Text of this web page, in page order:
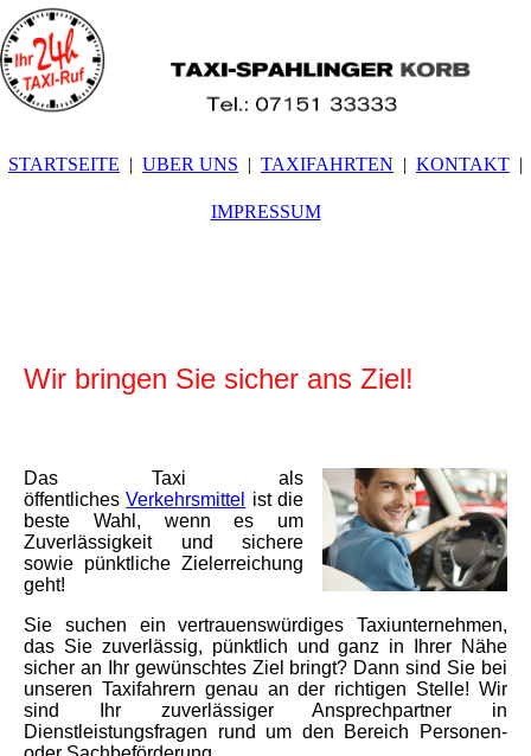
STARTSEITE UBER UNS TAXIFAHRTEN KONTAKT
IMPRESSUM
Wir bringen Sie sicher ans Ziel!
Das Taxi als
öffentlichesVerkehrsmittel
ist die
beste Wahl, wenn es um
Zuverlässigkeit und sichere
sowie pünktliche Zielerreichung
geht!
Sie suchen ein vertrauenswürdiges Taxiunternehmen,
das Sie zuverlässig, pünktlich und ganz in Ihrer Nähe
sicher an Ihr gewünschtes Ziel bringt? Dann sind Sie bei
unseren Taxifahrern genau an der richtigen Stelle! Wir
sind Ihr zuverlässiger Ansprechpartner in
Dienstleistungsfragen rund um den Bereich Personen-